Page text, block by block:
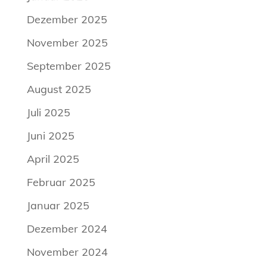
Dezember 2025
November 2025
September 2025
August 2025
Juli 2025
Juni 2025
April 2025
Februar 2025
Januar 2025
Dezember 2024
November 2024